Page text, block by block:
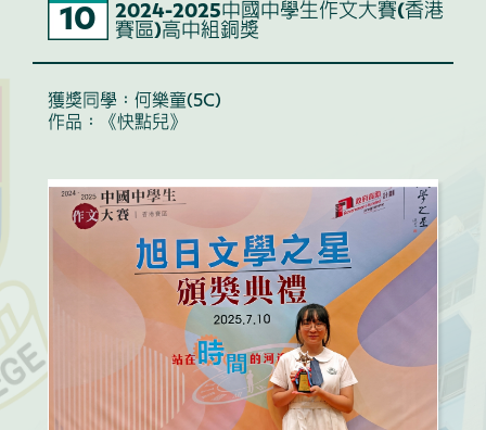
10
2024-2025中國中學生作文大賽(香港
賽區)高中組銅獎
獲獎同學：何樂童(5C)
作品：《快點兒》